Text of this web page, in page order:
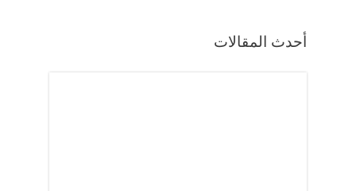
أحدث المقالات